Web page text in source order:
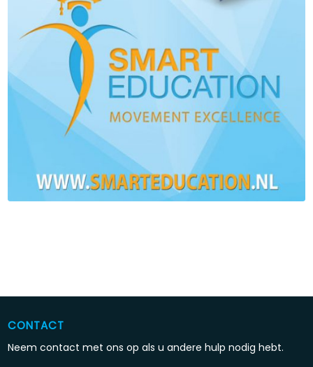
CONTACT
Neem contact met ons op als u andere hulp nodig hebt.